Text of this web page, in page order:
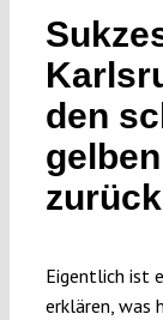
den
zurück
Eigentlich ist
erklären, was